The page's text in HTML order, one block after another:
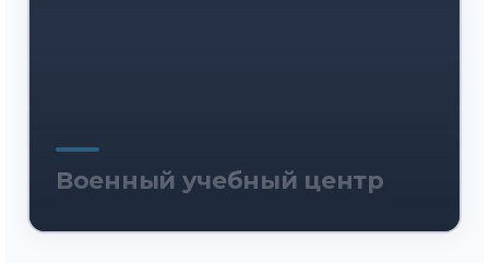
Военный учебный центр